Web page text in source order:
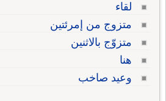
لقاء
متزوج من إمرئتين
متزوّج بالاثنين
هنا
وعيد صاخب